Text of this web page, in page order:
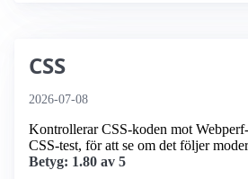
CSS
2026-07-08
Kontrollerar CSS-koden mot
CSS-test, för att se om det följer
Betyg: 1.80 av 5